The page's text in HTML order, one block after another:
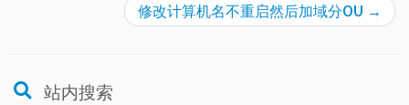
修改计算机名不重启然后加域分OU →
站内搜索